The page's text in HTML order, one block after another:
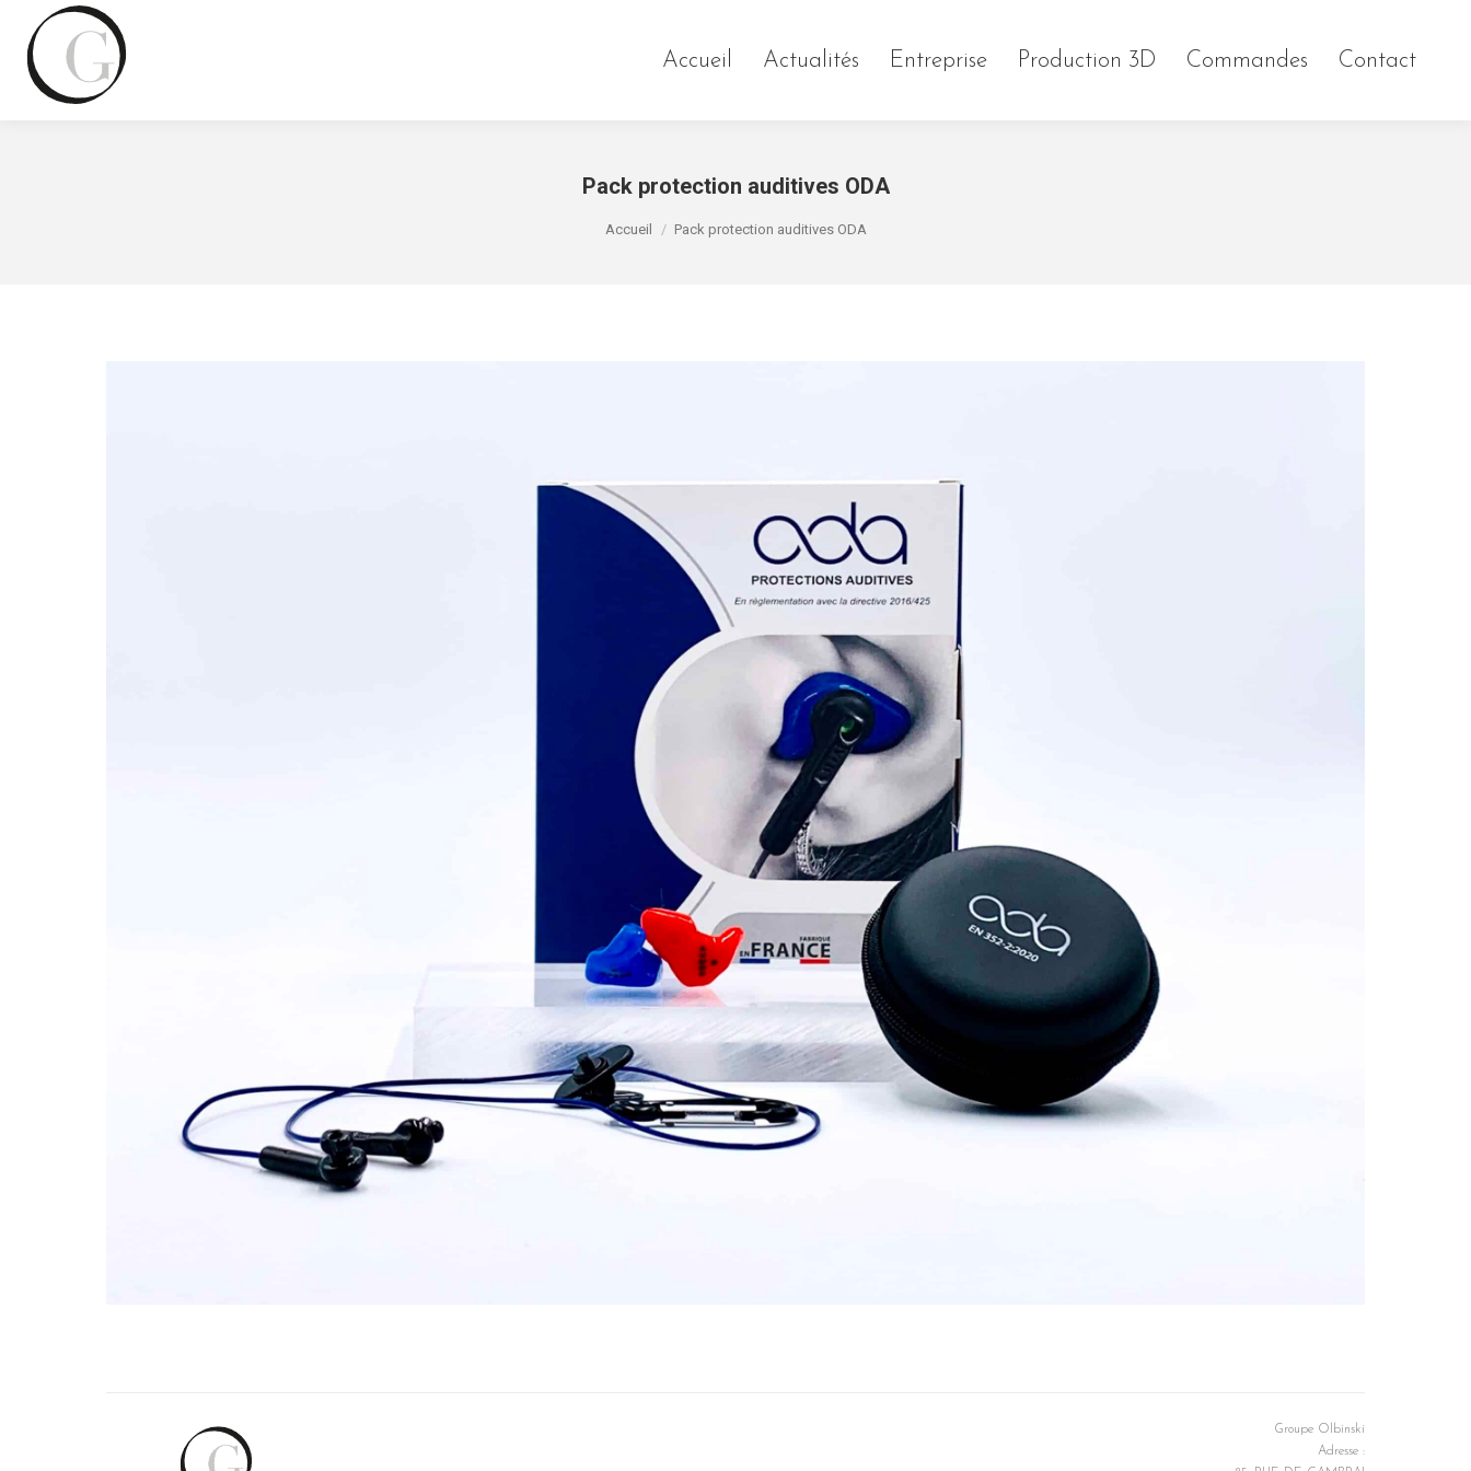
Accueil Actualités Entreprise Production 3D Commandes Contact
Pack protection auditives ODA
Vous êtes ici :
Accueil Pack protection auditives ODA
Groupe Olbinski
Adresse :